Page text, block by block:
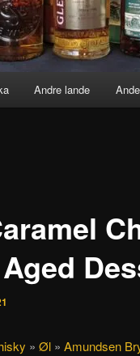
Andre lande
» Øl» Amundsen